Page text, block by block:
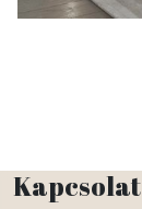
Kapcsolat